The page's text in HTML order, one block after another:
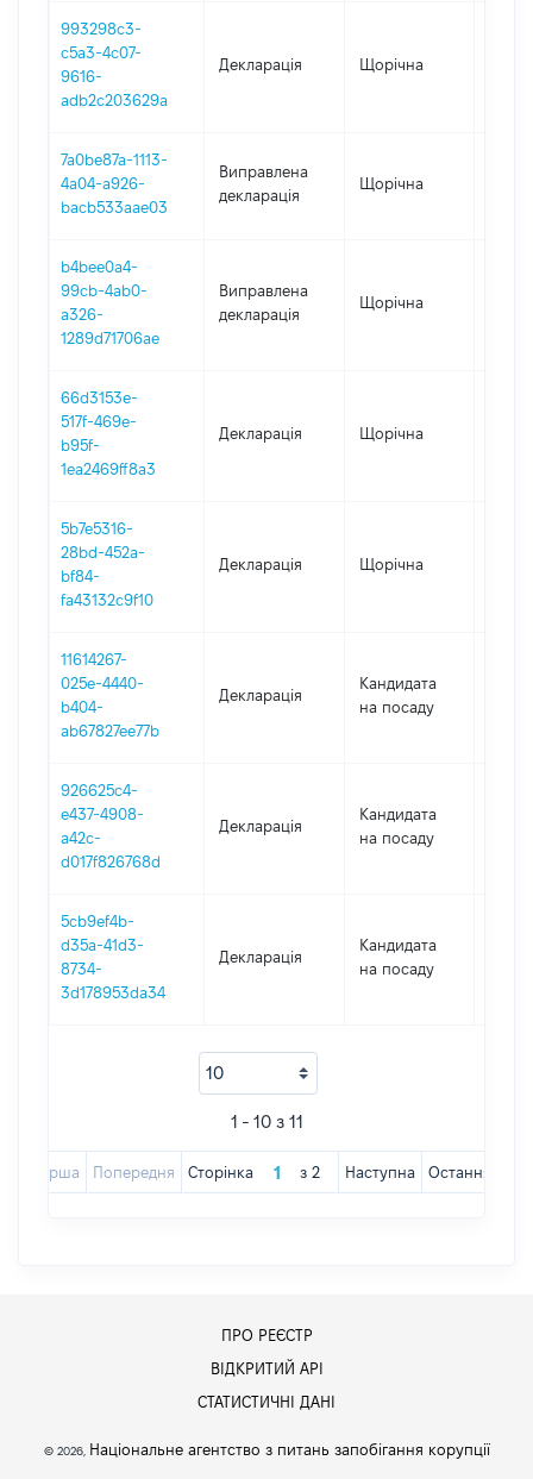
993298c3-
c5a3-4c07-
9616-
adb2c203629a
Декларація Щорічна
7a0be87a-1113-
4a04-a926-
bacb533aae03
Виправлена
декларація
Щорічна
b4bee0a4-
99cb-4ab0-
a326-
1289d71706ae
Виправлена
декларація
Щорічна
66d3153e-
517f-469e-
b95f-
1ea2469ff8a3
Декларація Щорічна
5b7e5316-
28bd-452a-
bf84-
fa43132c9f10
Декларація Щорічна
11614267-
025e-4440-
b404-
ab67827ee77b
Декларація
Кандидата
на посаду
926625c4-
e437-4908-
a42c-
d017f826768d
Декларація
Кандидата
на посаду
5cb9ef4b-
d35a-41d3-
8734-
3d178953da34
Декларація
Кандидата
на посаду
1 - 10 з 11
Перша Попередня Сторінка з 2 Наступна Остання
ПРО РЕЄСТР
ВІДКРИТИЙ АРІ
СТАТИСТИЧНІ ДАНІ
© 2026, Національне агентство з питань запобігання корупції